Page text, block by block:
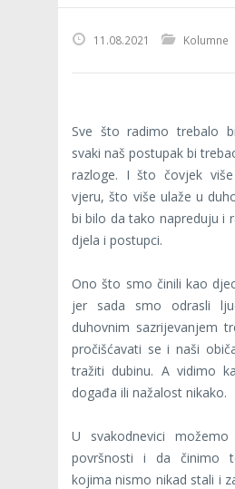
11.08.2021 Kolumne
Sve što radimo trebalo
svaki naš postupak bi
razloge. I što čovjek
vjeru, što više ulaže u
bi bilo da tako napreduju i
djela i postupci.
Ono što smo činili kao
jer sada smo odrasli
duhovnim sazrijevanjem
pročišćavati se i naši
tražiti dubinu. A vidimo
događa ili nažalost nikako.
U svakodnevici
površnosti i da činimo
kojima nismo nikad stali i